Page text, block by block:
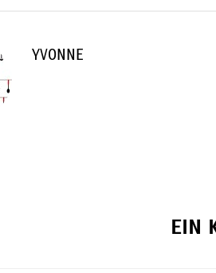
YVONNE
EIN